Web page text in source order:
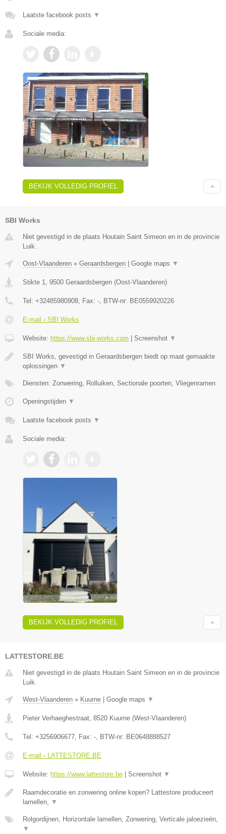
Laatste facebook posts ▼
Sociale media:
BEKIJK VOLLEDIG PROFIEL
SBI Works
Niet gevestigd in de plaats Houtain Saint Simeon en in de provincie
Luik.
Oost-Vlaanderen » Geraardsbergen | Google maps ▼
Stikte 1 9500 Geraardsbergen (Oost-Vlaanderen)
Tel: +32485980908 , Fax: - , BTW-nr: BE0559920226
E-mail › SBI Works
Website: https://www.sbi-works.com | Screenshot ▼
SBI Works, gevestigd in Geraardsbergen biedt op maat gemaakte
oplossingen ▼
Diensten: Zonwering, Rolluiken, Sectionale poorten, Vliegenramen
Openingstijden ▼
Laatste facebook posts ▼
Sociale media:
BEKIJK VOLLEDIG PROFIEL
LATTESTORE.BE
Niet gevestigd in de plaats Houtain Saint Simeon en in de provincie
Luik.
West-Vlaanderen » Kuurne Google maps ▼
Pieter Verhaeghestraat 8520 Kuurne (West-Vlaanderen)
Tel: +3256906677 , Fax: - , BTW-nr: BE0648888527
E-mail › LATTESTORE.BE
Website: https://www.lattestore.be Screenshot ▼
Raamdecoratie en zonwering online kopen? Lattestore produceert
lamellen,
▼
Rolgordijnen, Horizontale lamellen, Zonwering, Verticale jaloezieën,
▼